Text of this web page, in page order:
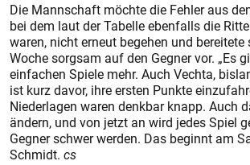
Die Mannschaft möchte die Fehler aus
bei dem laut der Tabelle ebenfalls die
waren, nicht erneut begehen und bereitete
Woche sorgsam auf den Gegner vor. „Es
einfachen Spiele mehr. Auch Vechta,
ist kurz davor, ihre ersten Punkte
Niederlagen waren denkbar knapp. Auch
ändern, und von jetzt an wird jedes Spiel
Gegner schwer werden. Das beginnt am
Schmidt. cs